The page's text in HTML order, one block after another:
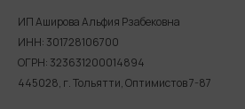
ИП Аширова Альфия Рзабековна
ИНН: 301728106700
ОГРН: 323631200014894
445028, г. Тольятти, Оптимистов 7-87